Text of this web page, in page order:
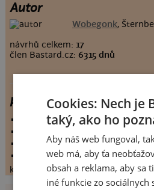
Autor
Wobegonk,
návrhů celkem: 17
člen Bastard.cz:6315 dnů
pivo
vystaveno:10.5.2009
komentářů:4
koupilo by:3 lidí
konečné hodnocení:4
Cookies: Nech je
taký, ako ho
Aby náš web fungoval,
web má, aby ťa
obsah a reklama, aby sa
iné funkcie zo sociálnych